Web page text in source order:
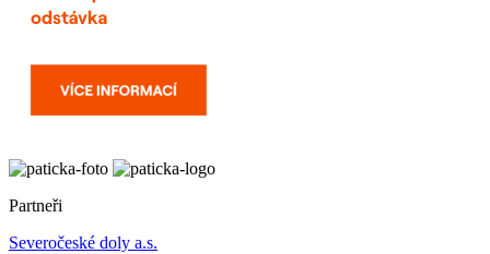
Partneři
Severočeské doly a.s.